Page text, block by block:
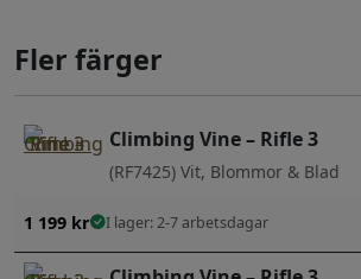
Fler färger
Climbing Vine – Rifle 3
(RF7425) Vit, Blommor & Blad
1 199 kr I lager: 2-7 arbetsdagar